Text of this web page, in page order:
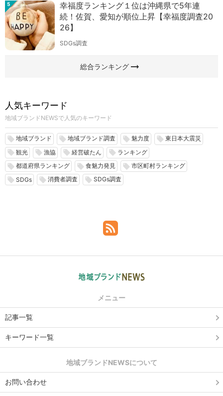
5
幸福度ランキング１位は沖縄県で5年連
続！佐賀、愛知が順位上昇【幸福度調査20
26】
SDGs調査
総合ランキングarrow_right_alt
人気キーワード
地域ブランドNEWSで人気のキーワード
local_offer 地域ブランド local_offer 地域ブランド調査 local_offer 魅力度 local_offer 東日本大震災
local_offer 観光 local_offer 漁協 local_offer 経営破たん local_offer ランキング
local_offer 都道府県ランキング local_offer 食魅力発見 local_offer 市区町村ランキング
local_offer SDGs local_offer 消費者調査 local_offer SDGs調査
メニュー
記事一覧
キーワード一覧
地域ブランドNEWSについて
お問い合わせ